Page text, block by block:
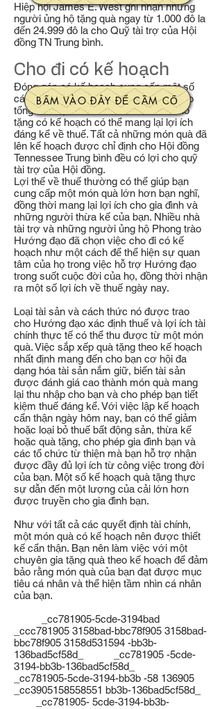
Hiệp hội James E. West ghi nhận những
người ủng hộ tặng quà ngay từ 1.000 đô la
đến 24.999 đô la cho Quỹ tài trợ của Hội
đồng TN Trung bình.
Cho đi có kế hoạch
Đóng góp có kế hoạch cung cấp một số
cách để bạn đưa hoạt động từ thiện vào
tổng kế hoạch tài chính của mình. Cho
tặng có kế hoạch có thể mang lại lợi ích
đáng kể về thuế. Tất cả những món quà đã
lên kế hoạch được chỉ định cho Hội đồng
Tennessee Trung bình đều có lợi cho quỹ
tài trợ của Hội đồng.
Lợi thế về thuế thường có thể giúp bạn
cung cấp một món quà lớn hơn bạn nghĩ,
đồng thời mang lại lợi ích cho gia đình và
những người thừa kế của bạn. Nhiều nhà
tài trợ và những người ủng hộ Phong trào
Hướng đạo đã chọn việc cho đi có kế
hoạch như một cách để thể hiện sự quan
tâm của họ trong việc hỗ trợ Hướng đạo
trong suốt cuộc đời của họ, đồng thời nhận
ra một số lợi ích về thuế ngày nay.
Loại tài sản và cách thức nó được trao
cho Hướng đạo xác định thuế và lợi ích tài
chính thực tế có thể thu được từ một món
quà. Việc sắp xếp quà tặng theo kế hoạch
nhất định mang đến cho bạn cơ hội đa
dạng hóa tài sản nắm giữ, biến tài sản
được đánh giá cao thành món quà mang
lại thu nhập cho bạn và cho phép bạn tiết
kiệm thuế đáng kể. Với việc lập kế hoạch
cẩn thận ngày hôm nay, bạn có thể giảm
hoặc loại bỏ thuế bất động sản, thừa kế
hoặc quà tặng, cho phép gia đình bạn và
các tổ chức từ thiện mà bạn hỗ trợ nhận
được đầy đủ lợi ích từ công việc trong đời
của bạn. Một số kế hoạch quà tặng thực
sự dẫn đến một lượng của cải lớn hơn
được truyền cho gia đình bạn.
Như với tất cả các quyết định tài chính,
một món quà có kế hoạch nên được thiết
kế cẩn thận. Bạn nên làm việc với một
chuyên gia tặng quà theo kế hoạch để đảm
bảo rằng món quà của bạn đạt được mục
tiêu cá nhân và thể hiện tầm nhìn cá nhân
của bạn.
_cc781905-5cde-3194bad
_ccc781905 3158bad-bbc78f905 3158bad-
bbc78f905 3158d531594 -bb3b-
136bad5cf58d_ _cc781905 -5cde-
3194-bb3b-136bad5cf58d_
_cc781905-5cde-3194-bb3b -58 136905
_cc3905158558551 bb3b-136bad5cf58d_
_cc781905- 5cde-3194-bb3b-
BẤM VÀO ĐÂY ĐỂ CẦM CỐ